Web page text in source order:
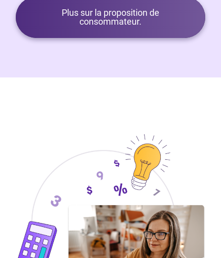
Plus sur la proposition de
consommateur.